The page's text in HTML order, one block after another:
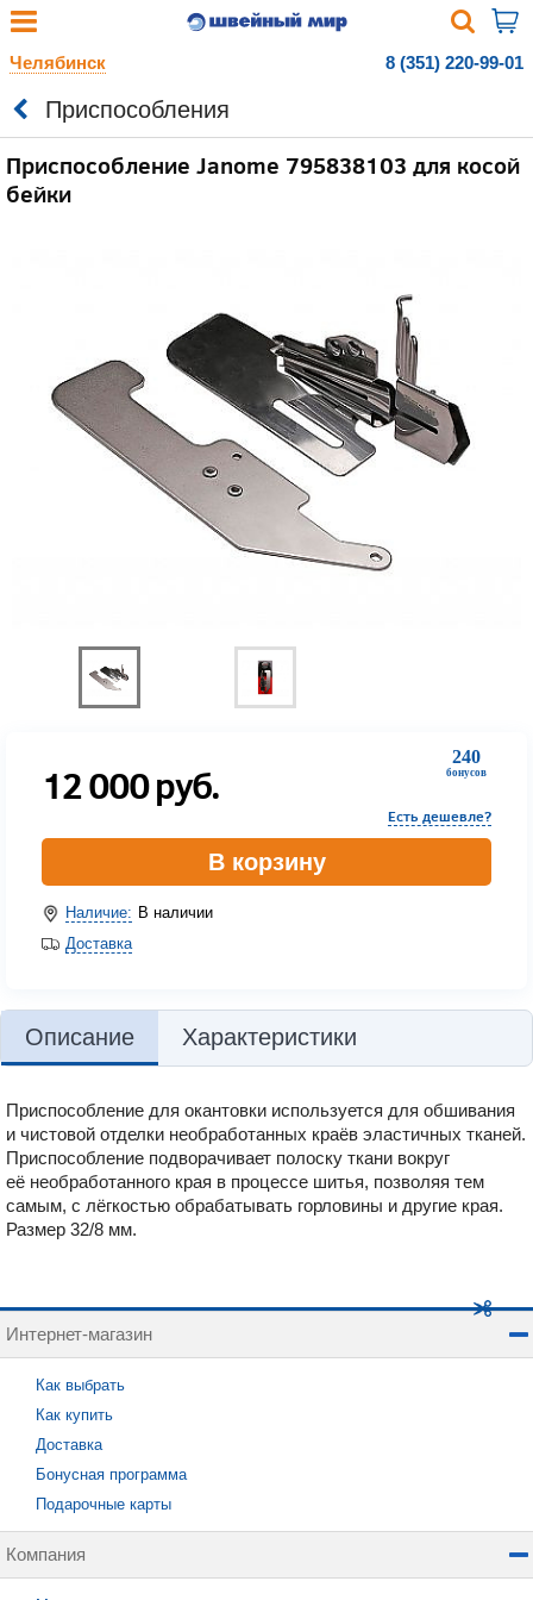
Челябинск 8 (351) 220-99-01
Приспособления
Приспособление Janome 795838103 для косой
бейки
240
бонусов
12 000руб.
Есть дешевле?
В корзину
Наличие: В наличии
Доставка
Описание Характеристики
Приспособление для окантовки используется для обшивания
и чистовой отделки необработанных краёв эластичных тканей.
Приспособление подворачивает полоску ткани вокруг
её необработанного края в процессе шитья, позволяя тем
самым, с лёгкостью обрабатывать горловины и другие края.
Размер 32/8 мм.
Интернет-магазин
Как выбрать
Как купить
Доставка
Бонусная программа
Подарочные карты
Компания